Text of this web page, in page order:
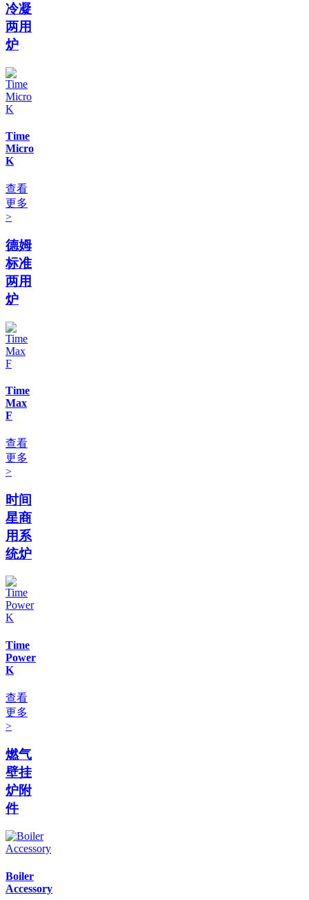
冷凝
两用
炉
Time
Micro
K
查看
更多
>
德姆
标准
两用
炉
Time
Max
F
查看
更多
>
时间
星商
用系
统炉
Time
Power
K
查看
更多
>
燃气
壁挂
炉附
件
Boiler
Accessory